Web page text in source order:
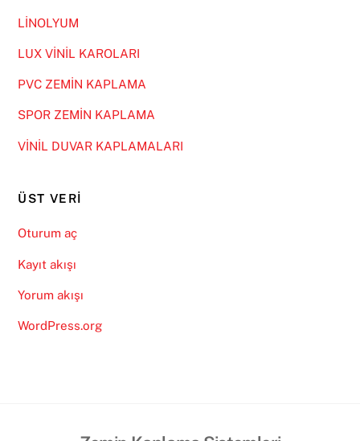
LİNOLYUM
LUX VİNİL KAROLARI
PVC ZEMİN KAPLAMA
SPOR ZEMİN KAPLAMA
VİNİL DUVAR KAPLAMALARI
ÜST VERI
Oturum aç
Kayıt akışı
Yorum akışı
WordPress.org